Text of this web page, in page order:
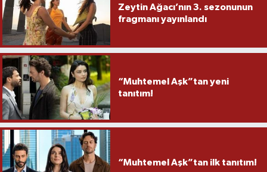
Zeytin Ağacı’nın 3. sezonunun
fragmanı yayınlandı
“Muhtemel Aşk”tan yeni
tanıtım!
“Muhtemel Aşk”tan ilk tanıtım!